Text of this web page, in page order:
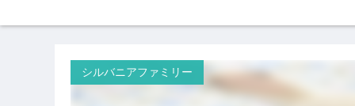
シルバニアファミリー